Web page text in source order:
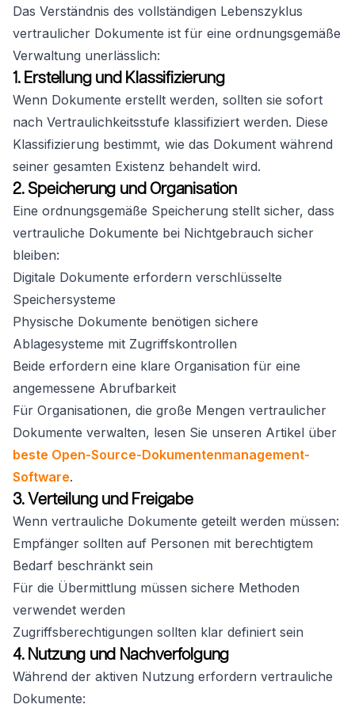
Das Verständnis des vollständigen Lebenszyklus
vertraulicher Dokumente ist für eine ordnungsgemäße
Verwaltung unerlässlich:
1. Erstellung und Klassifizierung
Wenn Dokumente erstellt werden, sollten sie sofort
nach Vertraulichkeitsstufe klassifiziert werden. Diese
Klassifizierung bestimmt, wie das Dokument während
seiner gesamten Existenz behandelt wird.
2. Speicherung und Organisation
Eine ordnungsgemäße Speicherung stellt sicher, dass
vertrauliche Dokumente bei Nichtgebrauch sicher
bleiben:
Digitale Dokumente erfordern verschlüsselte
Speichersysteme
Physische Dokumente benötigen sichere
Ablagesysteme mit Zugriffskontrollen
Beide erfordern eine klare Organisation für eine
angemessene Abrufbarkeit
Für Organisationen, die große Mengen vertraulicher
Dokumente verwalten, lesen Sie unseren Artikel über
beste Open-Source-Dokumentenmanagement-
Software.
3. Verteilung und Freigabe
Wenn vertrauliche Dokumente geteilt werden müssen:
Empfänger sollten auf Personen mit berechtigtem
Bedarf beschränkt sein
Für die Übermittlung müssen sichere Methoden
verwendet werden
Zugriffsberechtigungen sollten klar definiert sein
4. Nutzung und Nachverfolgung
Während der aktiven Nutzung erfordern vertrauliche
Dokumente: